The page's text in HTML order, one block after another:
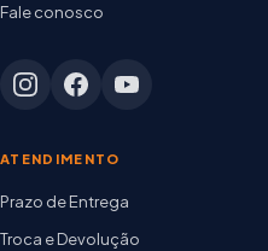
Fale conosco
ATENDIMENTO
Prazo de Entrega
Troca e Devolução